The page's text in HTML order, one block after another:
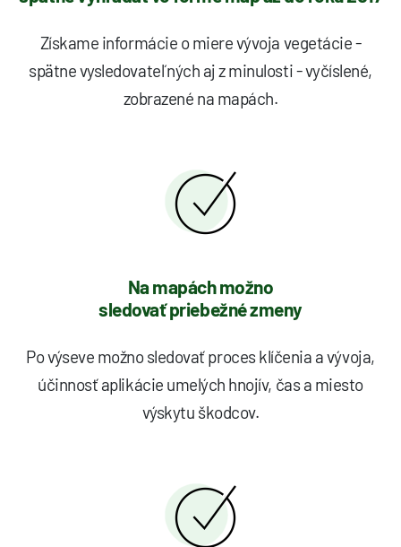
Získame informácie o miere vývoja vegetácie -
spätne vysledovateľných aj z minulosti - vyčíslené,
zobrazené na mapách.
Na mapách možno
sledovať priebežné zmeny
Po výseve možno sledovať proces klíčenia a vývoja,
účinnosť aplikácie umelých hnojív, čas a miesto
výskytu škodcov.